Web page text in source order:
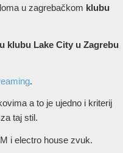
u zagrebačkom klubu
u klubu Lake City u Zagrebu
.
a to je ujedno i kriterij
taj stil.
i electro house zvuk.